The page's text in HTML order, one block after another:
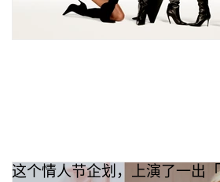
这个情人节企划，上演了一出「